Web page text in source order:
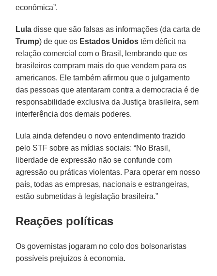
econômica”.
Lula disse que são falsas as informações (da carta de
Trump) de que os Estados Unidos têm déficit na
relação comercial com o Brasil, lembrando que os
brasileiros compram mais do que vendem para os
americanos. Ele também afirmou que o julgamento
das pessoas que atentaram contra a democracia é de
responsabilidade exclusiva da Justiça brasileira, sem
interferência dos demais poderes.
Lula ainda defendeu o novo entendimento trazido
pelo STF sobre as mídias sociais: “No Brasil,
liberdade de expressão não se confunde com
agressão ou práticas violentas. Para operar em nosso
país, todas as empresas, nacionais e estrangeiras,
estão submetidas à legislação brasileira.”
Reações políticas
Os governistas jogaram no colo dos bolsonaristas
possíveis prejuízos à economia.